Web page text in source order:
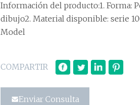
Información del producto:1. Forma: Personalizado según el
dibujo2. Material disponible: serie 1000 ~ serie 7000
Model
COMPARTIR
Enviar Consulta